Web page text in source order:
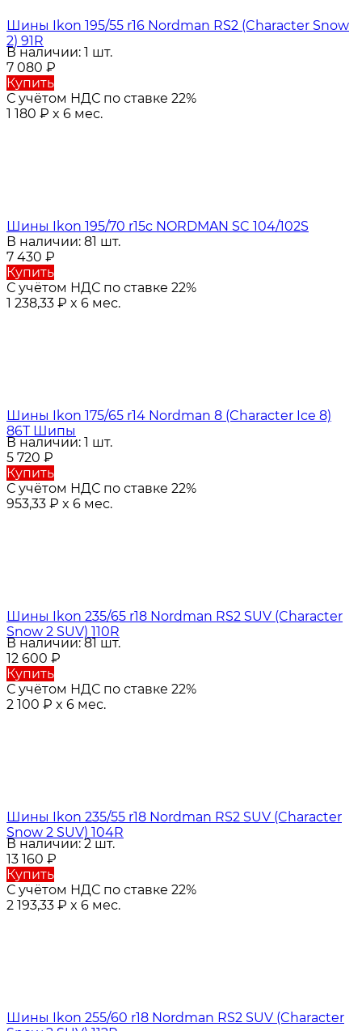
Шины Ikon 195/55 r16 Nordman RS2 (Character Snow
2) 91R
В наличии: 1 шт.
7 080 ₽
Купить
С учётом НДС по ставке 22%
1 180 ₽ x 6 мес.
Шины Ikon 195/70 r15c NORDMAN SC 104/102S
В наличии: 81 шт.
7 430 ₽
Купить
С учётом НДС по ставке 22%
1 238,33 ₽ x 6 мес.
Шины Ikon 175/65 r14 Nordman 8 (Character Ice 8)
86T Шипы
В наличии: 1 шт.
5 720 ₽
Купить
С учётом НДС по ставке 22%
953,33 ₽ x 6 мес.
Шины Ikon 235/65 r18 Nordman RS2 SUV (Character
Snow 2 SUV) 110R
В наличии: 81 шт.
12 600 ₽
Купить
С учётом НДС по ставке 22%
2 100 ₽ x 6 мес.
Шины Ikon 235/55 r18 Nordman RS2 SUV (Character
Snow 2 SUV) 104R
В наличии: 2 шт.
13 160 ₽
Купить
С учётом НДС по ставке 22%
2 193,33 ₽ x 6 мес.
Шины Ikon 255/60 r18 Nordman RS2 SUV (Character